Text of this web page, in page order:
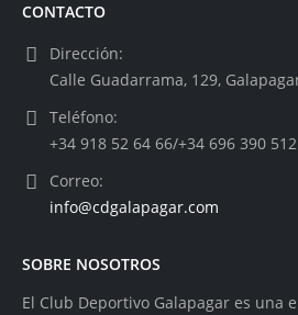
CONTACTO
Dirección:
Calle Guadarrama, 129,
Teléfono:
+34 918 52 64 66/+34 696 390 512
Correo:
info@cdgalapagar.com
SOBRE NOSOTROS
El Club Deportivo Galapagar es una